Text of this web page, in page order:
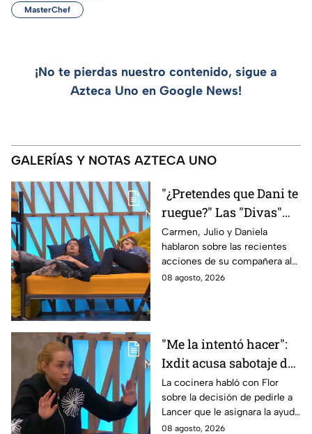
MasterChef
¡No te pierdas nuestro contenido, sigue a
Azteca Uno en Google News!
GALERÍAS Y NOTAS AZTECA UNO
"¿Pretendes que Dani te
ruegue?" Las "Divas"
lamentan el
comportamiento de
Michelle en MasterChef
24/7
Carmen, Julio y Daniela
hablaron sobre las recientes
acciones de su compañera al
interior del Mundo MasterChef
08 agosto, 2026
"Me la intentó hacer":
Ixdit acusa sabotaje de
Ramahá en la pasada
gala de salvación de
MasterChef 24/7
La cocinera habló con Flor
sobre la decisión de pedirle a
Lancer que le asignara la ayuda
de Ramahá y no la de Daniela
08 agosto, 2026